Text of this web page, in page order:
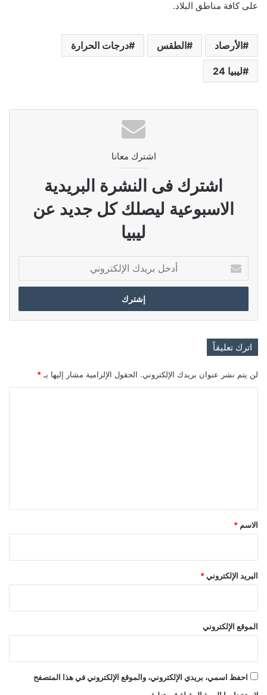
على كافة مناطق البلاد.
الأرصاد الطقس درجات الحرارة
ليبيا 24
اشترك معانا
اشترك فى النشرة البريدية
الاسبوعية ليصلك كل جديد عن
ليبيا
بريدك
الإلكتروني
اترك تعليقاً
لن يتم نشر عنوان بريدك الإلكتروني. الحقول الإلزامية مشار إليها بـ *
*
الاسم *
البريد الإلكتروني *
الموقع الإلكتروني
احفظ اسمي، بريدي الإلكتروني، والموقع الإلكتروني في هذا المتصفح